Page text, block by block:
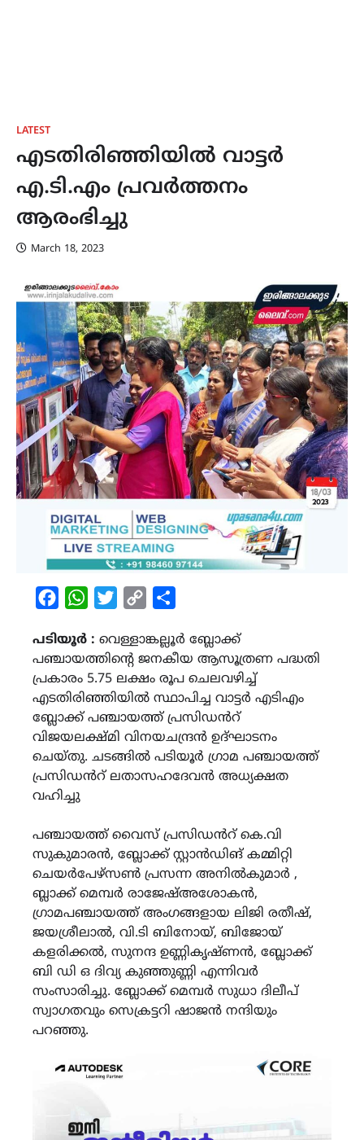
LATEST
എടതിരിഞ്ഞിയിൽ വാട്ടർ
എ.ടി.എം പ്രവർത്തനം
ആരംഭിച്ചു
March 18, 2023
FacebookWhatsAppTwitterCopy
പടിയൂർ : വെള്ളാങ്കല്ലൂർ ബ്ലോക്ക്
പഞ്ചായത്തിന്‍റെ ജനകീയ ആസൂത്രണ പദ്ധതി
പ്രകാരം 5.75 ലക്ഷം രൂപ ചെലവഴിച്ച്
എടതിരിഞ്ഞിയിൽ സ്ഥാപിച്ച വാട്ടർ എടിഎം
ബ്ലോക്ക് പഞ്ചായത്ത് പ്രസിഡൻറ്
വിജയലക്ഷ്മി വിനയചന്ദ്രൻ ഉദ്ഘാടനം
ചെയ്തു. ചടങ്ങിൽ പടിയൂർ ഗ്രാമ പഞ്ചായത്ത്
പ്രസിഡൻറ് ലതാസഹദേവൻ അധ്യക്ഷത
വഹിച്ചു
പഞ്ചായത്ത് വൈസ് പ്രസിഡൻറ് കെ.വി
സുകുമാരൻ, ബ്ലോക്ക് സ്റ്റാൻഡിങ് കമ്മിറ്റി
ചെയർപേഴ്സൺ പ്രസന്ന അനിൽകുമാർ ,
ബ്ലാക്ക് മെമ്പർ രാജേഷ്അശോകൻ,
ഗ്രാമപഞ്ചായത്ത് അംഗങ്ങളായ ലിജി രതീഷ്,
ജയശ്രീലാൽ, വി.ടി ബിനോയ്, ബിജോയ്
കളരിക്കൽ, സുനന്ദ ഉണ്ണികൃഷ്ണൻ, ബ്ലോക്ക്
ബി ഡി ഒ ദിവ്യ കുഞ്ഞുണ്ണി എന്നിവർ
സംസാരിച്ചു. ബ്ലോക്ക് മെമ്പർ സുധാ ദിലീപ്
സ്വാഗതവും സെക്രട്ടറി ഷാജൻ നന്ദിയും
പറഞ്ഞു.